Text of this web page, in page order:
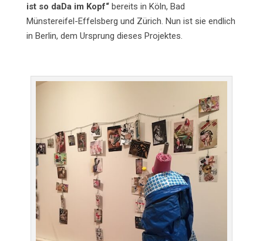
ist so daDa im Kopf“bereits in Köln, Bad
Münstereifel-Effelsberg und Zürich. Nun ist sie endlich
in Berlin, dem Ursprung dieses Projektes.